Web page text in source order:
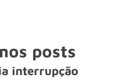
posts
interrupção